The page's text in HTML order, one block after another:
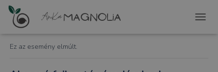
« Összes Események
Ez az esemény elmúlt.